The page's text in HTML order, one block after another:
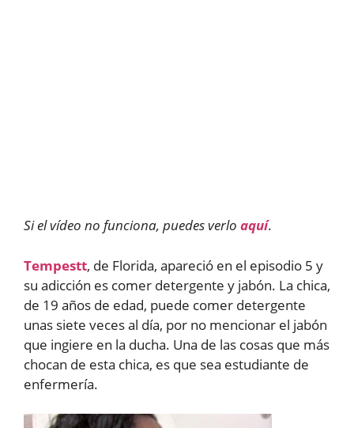
Si el vídeo no funciona, puedes verlo aquí.
Tempestt, de Florida, apareció en el episodio 5 y
su adicción es comer detergente y jabón. La chica,
de 19 años de edad, puede comer detergente
unas siete veces al día, por no mencionar el jabón
que ingiere en la ducha. Una de las cosas que más
chocan de esta chica, es que sea estudiante de
enfermería.